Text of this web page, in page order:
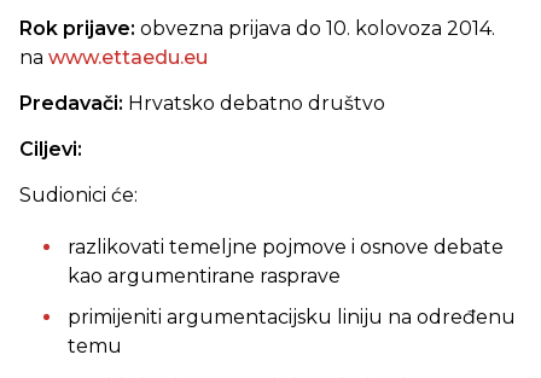
Rok prijave: obvezna prijava do 10. kolovoza 2014.
na www.ettaedu.eu
Predavači: Hrvatsko debatno društvo
Ciljevi:
Sudionici će:
razlikovati temeljne pojmove i osnove debate
kao argumentirane rasprave
primijeniti argumentacijsku liniju na određenu
temu